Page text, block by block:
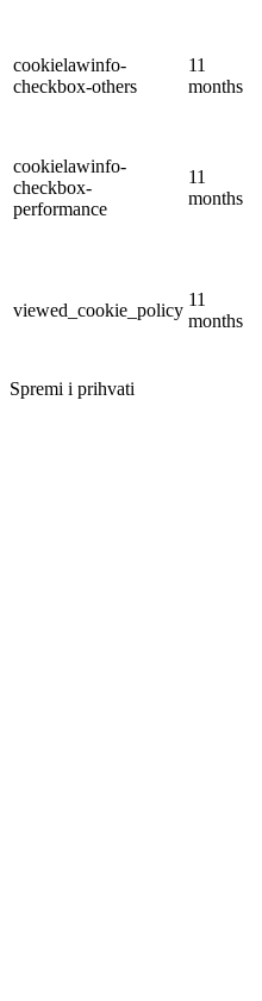
cookielawinfo-
checkbox-others
11
months
cookielawinfo-
checkbox-
performance
11
months
viewed_cookie_policy
11
months
Spremi i prihvati